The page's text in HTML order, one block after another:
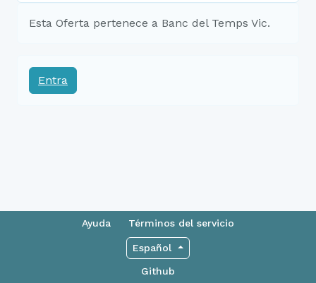
Esta Oferta pertenece a Banc del Temps Vic.
Entra
Ayuda Términos del servicio
Español
Github